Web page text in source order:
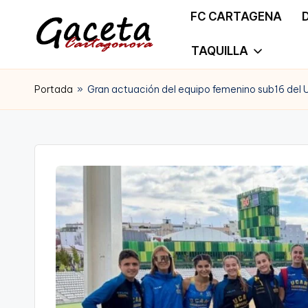
Saltar
al
G
a
e
Gaceta
Cartagonova,
que
informa
FC CARTAGENA
TAQUILLA
Portada » Gran actuación del equipo femenino sub16 del